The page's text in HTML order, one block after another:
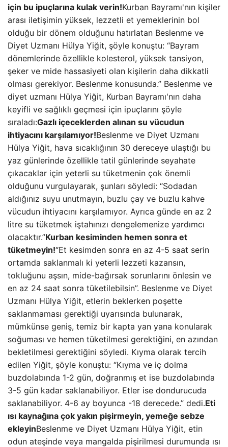
için bu ipuçlarına kulak verin!Kurban Bayramı'nın kişiler
arası iletişimin yüksek, lezzetli et yemeklerinin bol
olduğu bir dönem olduğunu hatırlatan Beslenme ve
Diyet Uzmanı Hülya Yiğit, şöyle konuştu: “Bayram
dönemlerinde özellikle kolesterol, yüksek tansiyon,
şeker ve mide hassasiyeti olan kişilerin daha dikkatli
olması gerekiyor. Beslenme konusunda.” Beslenme ve
diyet uzmanı Hülya Yiğit, Kurban Bayramı'nın daha
keyifli ve sağlıklı geçmesi için ipuçlarını şöyle
sıraladı:Gazlı içeceklerden alınan su vücudun
ihtiyacını karşılamıyor!Beslenme ve Diyet Uzmanı
Hülya Yiğit, hava sıcaklığının 30 dereceye ulaştığı bu
yaz günlerinde özellikle tatil günlerinde seyahate
çıkacaklar için yeterli su tüketmenin çok önemli
olduğunu vurgulayarak, şunları söyledi: “Sodadan
aldığınız suyu unutmayın, buzlu çay ve buzlu kahve
vücudun ihtiyacını karşılamıyor. Ayrıca günde en az 2
litre su tüketmek iştahınızı dengelemenize yardımcı
olacaktır.”Kurban kesiminden hemen sonra et
tüketmeyin!“Et kesimden sonra en az 4-5 saat serin
ortamda saklanmalı ki yeterli lezzeti kazansın,
tokluğunu aşsın, mide-bağırsak sorunlarını önlesin ve
en az 24 saat sonra tüketilebilsin”. Beslenme ve Diyet
Uzmanı Hülya Yiğit, etlerin beklerken poşette
saklanmaması gerektiği uyarısında bulunarak,
mümkünse geniş, temiz bir kapta yan yana konularak
soğuması ve hemen tüketilmesi gerektiğini, en azından
bekletilmesi gerektiğini söyledi. Kıyma olarak tercih
edilen Yiğit, şöyle konuştu: “Kıyma ve iç dolma
buzdolabında 1-2 gün, doğranmış et ise buzdolabında
3-5 gün kadar saklanabiliyor. Etler ise dondurucuda
saklanabiliyor. 4-6 ay boyunca -18 derecede.” dedi.Eti
ısı kaynağına çok yakın pişirmeyin, yemeğe sebze
ekleyinBeslenme ve Diyet Uzmanı Hülya Yiğit, etin
odun ateşinde veya mangalda pişirilmesi durumunda ısı